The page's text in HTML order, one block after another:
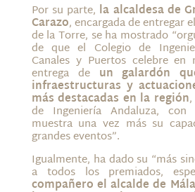
Por su parte, la alcaldesa de
Carazo, encargada de entregar
de la Torre, se ha mostrado
de que el Colegio de
Canales y Puertos celebre en
entrega de un galardón
infraestructuras y
más destacadas en la región
de Ingeniería Andaluza,
muestra una vez más su
grandes eventos”.
Igualmente, ha dado su “más
a todos los premiados,
compañero el alcalde de